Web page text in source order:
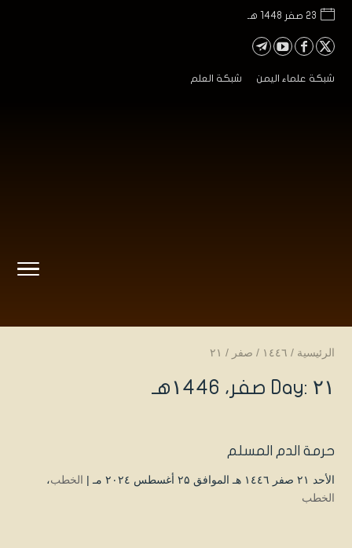
23 صفر 1448 هـ
شبكة علماء اليمن شبكة العلم
الرئيسية / ۱٤٤٦ / صفر / ۲۱
Day: ۲۱ صفر، ۱٤٤٦هـ
حرمة الدم المسلم
الأحد ۲۱ صفر ۱٤٤٦ هـ الموافق ۲۵ أغسطس ۲۰۲٤ مـ | الخطب،
الخطب